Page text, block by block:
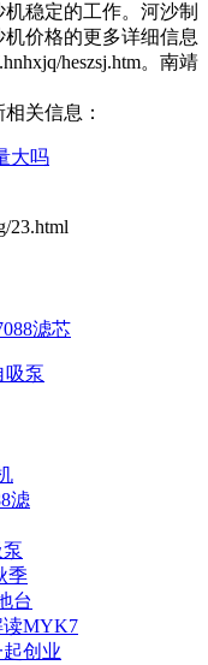
稳定的工作。河沙制
价格的更多详细信息
heszsj.htm。南靖
关信息：
大吗
23.html
滤芯
吸泵
滤
季
台
读MYK7
创业